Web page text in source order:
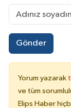
Gönder
Yorum yazarak
ve tüm
Elips Haber